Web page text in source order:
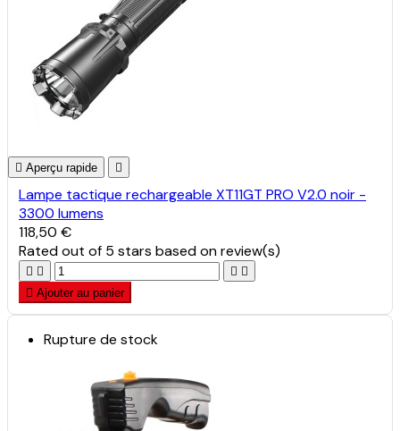
 Aperçu rapide 
Lampe tactique rechargeable XT11GT PRO V2.0 noir -
3300 lumens
118,50 €
Ratedout of 5 stars based onreview(s)
   
 Ajouter au panier
Rupture de stock